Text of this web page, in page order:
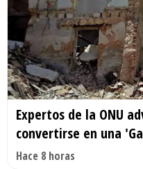
Expertos de la ONU
convertirse en una
Hace 8 horas